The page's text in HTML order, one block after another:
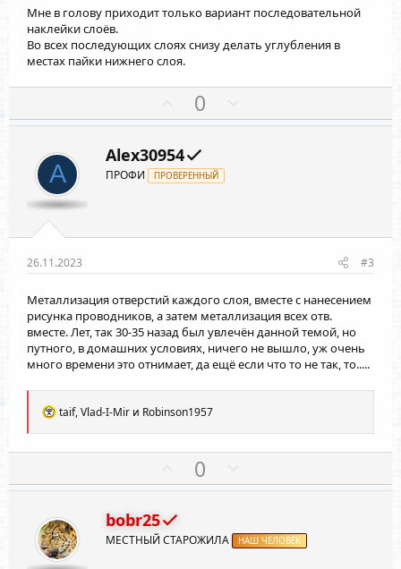
Мне в голову приходит только вариант последовательной
наклейки слоёв.
Во всех последующих слоях снизу делать углубления в
местах пайки нижнего слоя.
о
з
и
т
н
г
о
л
о
с
0
е
н
г
о
л
о
с
A
Alex30954
ПРОФИ ПРОВЕРЕННЫЙ
26.11.2023 #3
Металлизация отверстий каждого слоя, вместе с нанесением
рисунка проводников, а затем металлизация всех отв.
вместе. Лет, так 30-35 назад был увлечён данной темой, но
путного, в домашних условиях, ничего не вышло, уж очень
много времени это отнимает, да ещё если что то не так, то.....
Р
а
к
и
taif,Vlad-I-Mir и Robinson1957
о
и
т
0
е
а
т
bobr25
МЕСТНЫЙ СТАРОЖИЛА НАШ ЧЕЛОВЕК